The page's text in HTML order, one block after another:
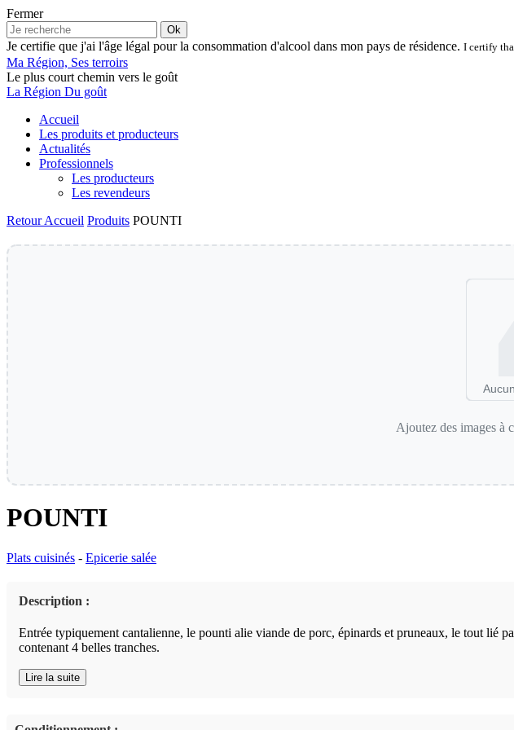
Fermer
Ok
Je certifie que j'ai l'âge légal pour la consommation d'alcool dans mon pays de résidence. I certify
Ma Région, Ses terroirs
Le plus court chemin vers le goût
La Région Du goût
Accueil
Les produits et producteurs
Actualités
Professionnels
Les producteurs
Les revendeurs
RetourAccueil Produits POUNTI
Ajoutez des images à
POUNTI
Plats cuisinés - Epicerie salée
Description :
Entrée typiquement cantalienne, le pounti alie viande de porc, épinards et pruneaux, le tout lié
contenant 4 belles tranches.
Lire la suite